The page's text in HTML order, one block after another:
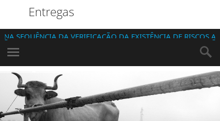
Entregas
DA VERIFICAÇÃO DA EXISTÊNCIA DE RISCOS